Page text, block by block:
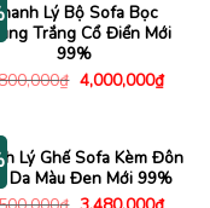
Lý Bộ Sofa Bọc
Trắng Cổ Điển Mới
99%
₫ Giá
gốc
4,000,000₫Giá
hiện
Lý Ghế Sofa Kèm Đôn
Da Màu Đen Mới 99%